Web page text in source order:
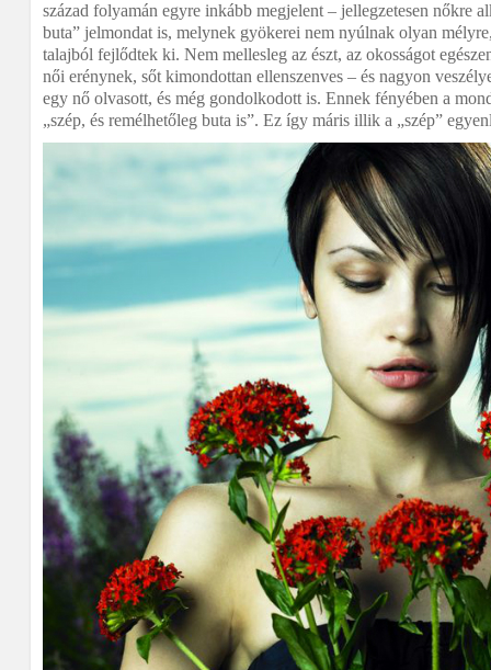
század folyamán egyre inkább megjelent – jellegzetesen nőkre
buta” jelmondat is, melynek gyökerei nem nyúlnak olyan
talajból fejlődtek ki. Nem mellesleg az észt, az okosságot
női erénynek, sőt kimondottan ellenszenves – és nagyon
egy nő olvasott, és még gondolkodott is. Ennek fényében a
„szép, és remélhetőleg buta is”. Ez így máris illik a „szép”